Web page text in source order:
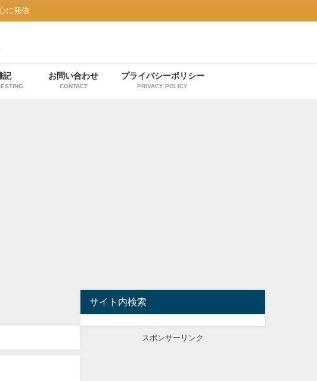
に発信
記 お問い合わせ
CONTACT
プライバシーポリシー
PRIVACY POLICY
サイト内検索
スポンサーリンク